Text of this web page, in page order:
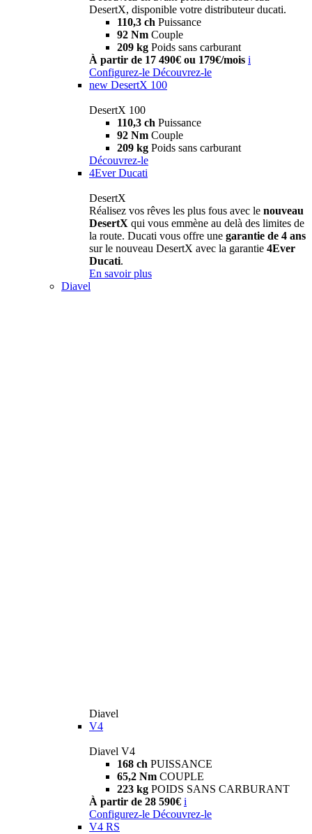
DesertX, disponible votre distributeur ducati.
110,3 ch Puissance
92 Nm Couple
209 kg Poids sans carburant
À partir de 17 490€ ou 179€/mois i
Configurez-le Découvrez-le
new DesertX 100
DesertX 100
110,3 ch Puissance
92 Nm Couple
209 kg Poids sans carburant
Découvrez-le
4Ever Ducati
DesertX
Réalisez vos rêves les plus fous avec le nouveau
DesertX qui vous emmène au delà des limites de
la route. Ducati vous offre une garantie de 4 ans
sur le nouveau DesertX avec la garantie 4Ever
Ducati.
En savoir plus
Diavel
Diavel
V4
Diavel V4
168 ch PUISSANCE
65,2 Nm COUPLE
223 kg POIDS SANS CARBURANT
À partir de 28 590€ i
Configurez-le Découvrez-le
V4 RS